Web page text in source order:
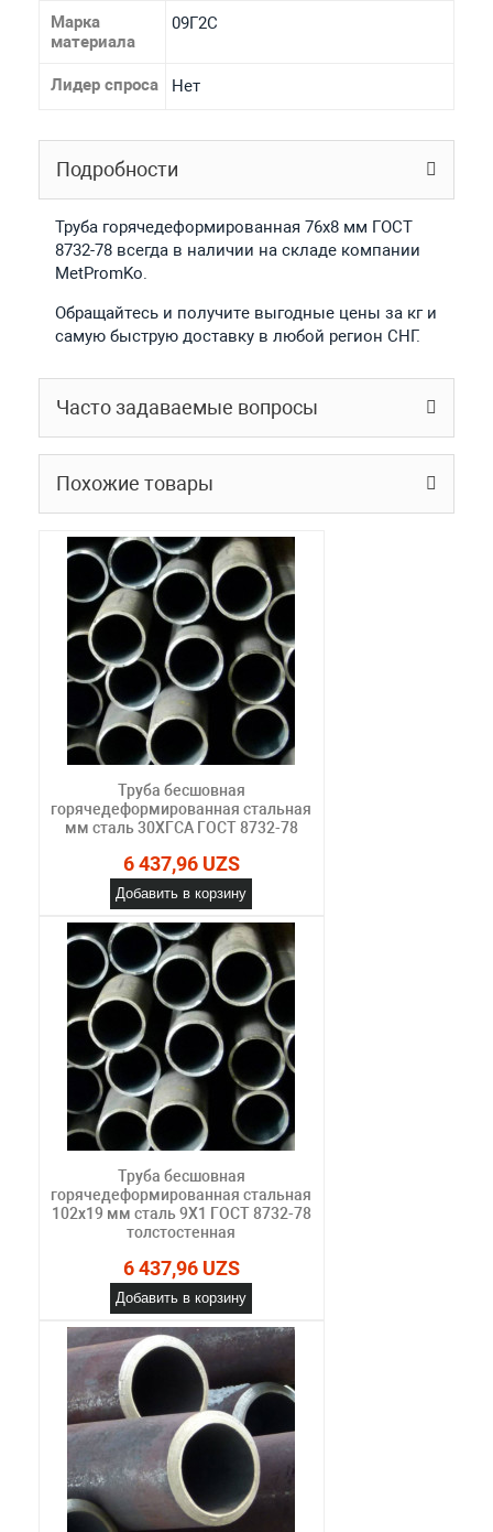
Марка
материала
09Г2С
Лидер спроса Нет
Подробности
Труба горячедеформированная 76х8 мм ГОСТ
8732-78 всегда в наличии на складе компании
MetPromKo.
Обращайтесь и получите выгодные цены за кг и
самую быструю доставку в любой регион СНГ.
Часто задаваемые вопросы
Похожие товары
Труба бесшовная
горячедеформированная стальная
мм сталь 30ХГСА ГОСТ 8732-78
6 437,96 UZS
Добавить в корзину
Труба бесшовная
горячедеформированная стальная
102х19 мм сталь 9Х1 ГОСТ 8732-78
толстостенная
6 437,96 UZS
Добавить в корзину